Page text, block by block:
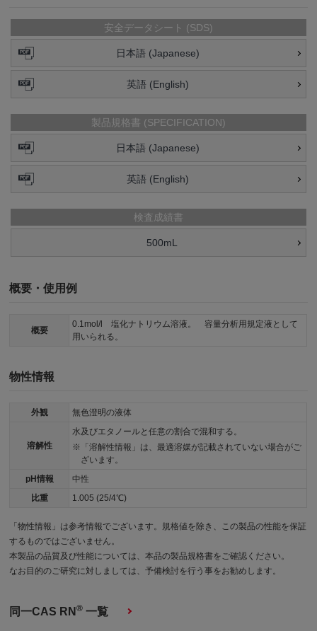
安全データシート (SDS)
日本語 (Japanese)
英語 (English)
製品規格書 (SPECIFICATION)
日本語 (Japanese)
英語 (English)
検査成績書
500mL
概要・使用例
概要
0.1mol/l 塩化ナトリウム溶液。 容量分析用規定液として
用いられる。
物性情報
外観 無色澄明の液体
溶解性
水及びエタノールと任意の割合で混和する。
「溶解性情報」は、最適溶媒が記載されていない場合がご
ざいます。
pH情報
中性
比重
1.005 (25/4℃)
「物性情報」は参考情報でございます。規格値を除き、この製品の性能を保証
するものではございません。
本製品の品質及び性能については、本品の製品規格書をご確認ください。
なお目的のご研究に対しましては、予備検討を行う事をお勧めします。
同一CAS RN® 一覧